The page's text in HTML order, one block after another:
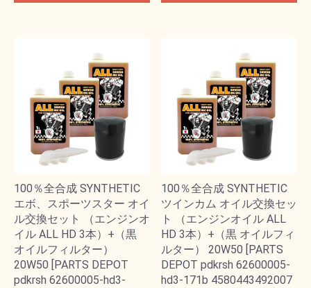
100％全合成 SYNTHETIC
エボ、スポーツスター オイ
ル交換セット （エンジンオ
イル ALL HD 3本）+（黒
オイルフィルター）
20W50 [PARTS DEPOT
pdkrsh 62600005-hd3-
100％全合成 SYNTHETIC
ツインカム オイル交換セッ
ト （エンジンオイル ALL
HD 3本）+（黒 オイルフィ
ルター） 20W50 [PARTS
DEPOT pdkrsh 62600005-
hd3-171b 4580443492007